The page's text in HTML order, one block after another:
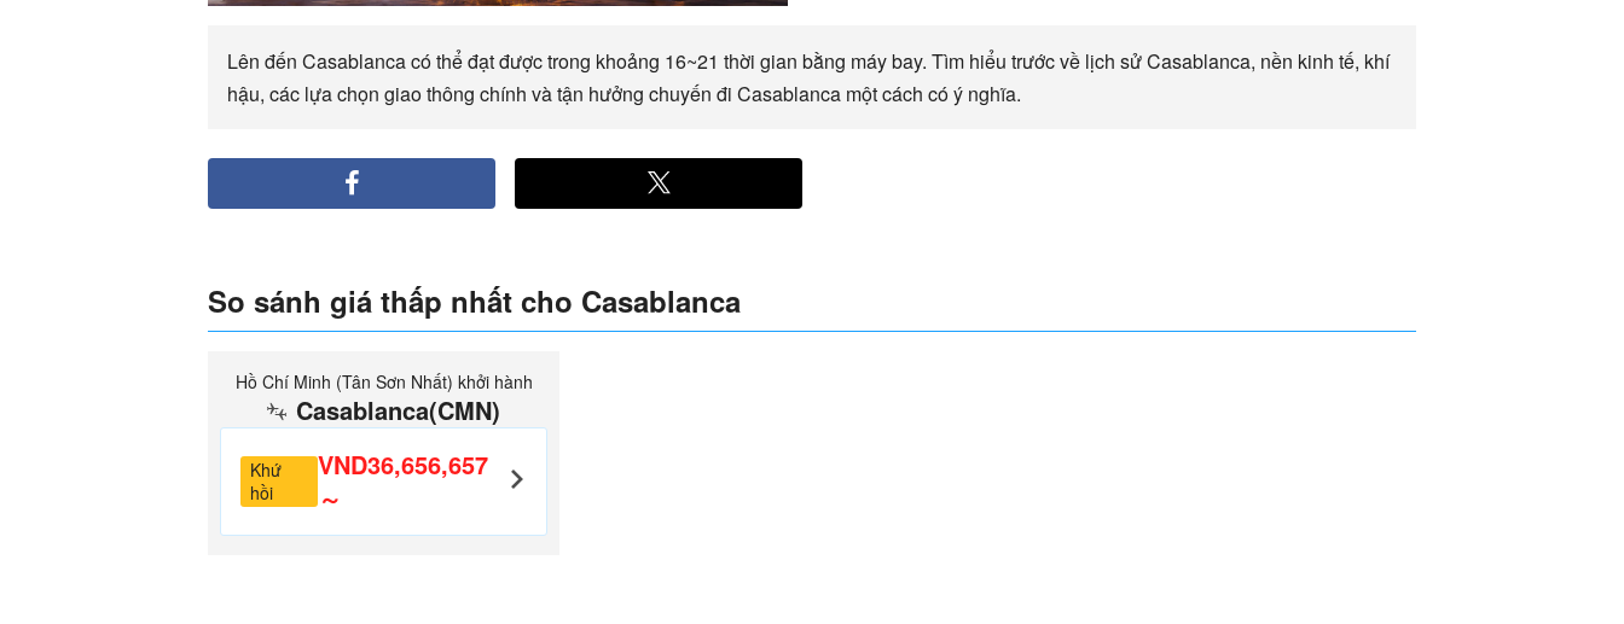
Lên đến Casablanca có thể đạt được trong khoảng 16~21 thời gian bằng máy bay. Tìm hiểu trước về lịch sử Casablanca, nền kinh tế, khí
hậu, các lựa chọn giao thông chính và tận hưởng chuyến đi Casablanca một cách có ý nghĩa.
So sánh giá thấp nhất cho Casablanca
Hồ Chí Minh (Tân Sơn Nhất) khởi hành
Casablanca(CMN)
Khứ
hồi
VND36,656,657
～